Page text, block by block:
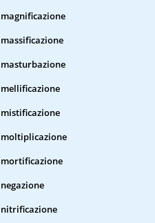
magnificazione
massificazione
masturbazione
mellificazione
mistificazione
moltiplicazione
mortificazione
negazione
nitrificazione